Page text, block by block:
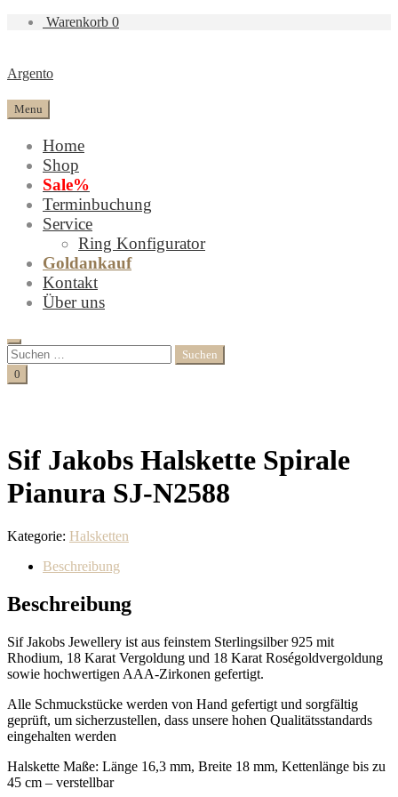
Warenkorb 0
Argento
Menu
Home
Shop
Sale%
Terminbuchung
Service
Ring Konfigurator
Goldankauf
Kontakt
Über uns
Search
Suchen
nach:
Cart
0
Sif Jakobs Halskette Spirale
Pianura SJ-N2588
Kategorie: Halsketten
Beschreibung
Beschreibung
Sif Jakobs Jewellery ist aus feinstem Sterlingsilber 925 mit
Rhodium, 18 Karat Vergoldung und 18 Karat Roségoldvergoldung
sowie hochwertigen AAA-Zirkonen gefertigt.
Alle Schmuckstücke werden von Hand gefertigt und sorgfältig
geprüft, um sicherzustellen, dass unsere hohen Qualitätsstandards
eingehalten werden
Halskette Maße: Länge 16,3 mm, Breite 18 mm, Kettenlänge bis zu
45 cm – verstellbar